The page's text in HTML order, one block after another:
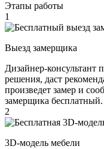
Этапы работы
1
Выезд замерщика
Дизайнер-консультант
решения, даст
произведет замер и
замерщика бесплатный.
2
3D-модель мебели